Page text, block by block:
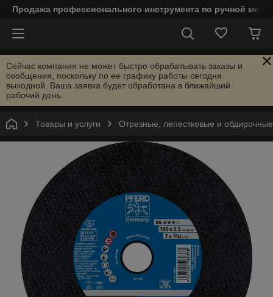
Продажа профессионального инструмента по ручной
Сейчас компания не может быстро обрабатывать заказы и
сообщения, поскольку по ее графику работы сегодня
выходной. Ваша заявка будет обработана в ближайший
рабочий день.
Товары и услуги Отрезные, лепестковые и